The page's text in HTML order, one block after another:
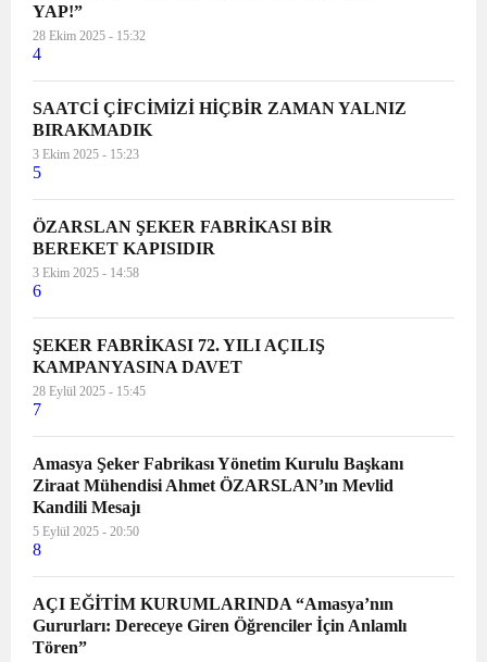
YAP!”
28 Ekim 2025 - 15:32
4
SAATCİ ÇİFCİMİZİ HİÇBİR ZAMAN YALNIZ
BIRAKMADIK
3 Ekim 2025 - 15:23
5
ÖZARSLAN ŞEKER FABRİKASI BİR
BEREKET KAPISIDIR
3 Ekim 2025 - 14:58
6
ŞEKER FABRİKASI 72. YILI AÇILIŞ
KAMPANYASINA DAVET
28 Eylül 2025 - 15:45
7
Amasya Şeker Fabrikası Yönetim Kurulu Başkanı
Ziraat Mühendisi Ahmet ÖZARSLAN’ın Mevlid
Kandili Mesajı
5 Eylül 2025 - 20:50
8
AÇI EĞİTİM KURUMLARINDA “Amasya’nın
Gururları: Dereceye Giren Öğrenciler İçin Anlamlı
Tören”